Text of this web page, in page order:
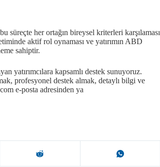
süreçte her ortağın bireysel kriterleri karşılaması
aktif rol oynaması ve yatırımın ABD
sahiptir.
yatırımcılara kapsamlı destek sunuyoruz.
profesyonel destek almak, detaylı bilgi ve
e-posta adresinden ya